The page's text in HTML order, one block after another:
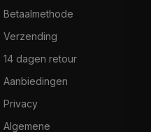
Betaalmethode
Verzending
14 dagen retour
Aanbiedingen
Privacy
Algemene